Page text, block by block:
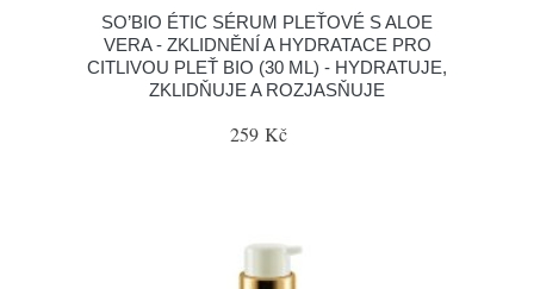
SO’BIO ÉTIC SÉRUM PLEŤOVÉ S ALOE
VERA - ZKLIDNĚNÍ A HYDRATACE PRO
CITLIVOU PLEŤ BIO (30 ML) - HYDRATUJE,
ZKLIDŇUJE A ROZJASŇUJE
259 Kč